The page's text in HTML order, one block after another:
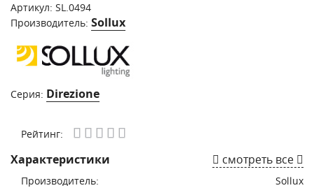
Артикул: SL.0494
Производитель: Sollux
Серия: Direzione
Рейтинг:
Характеристики смотреть все
Производитель:
Sollux